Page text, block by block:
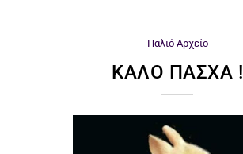
Παλιό Αρχείο
ΚΑΛΟ ΠΑΣΧΑ !